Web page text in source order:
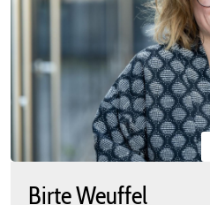
Birte Weuffel